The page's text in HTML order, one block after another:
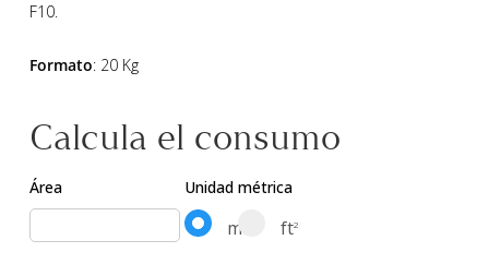
F10.
Formato: 20 Kg
Calcula el consumo
Área Unidad métrica
m ft2